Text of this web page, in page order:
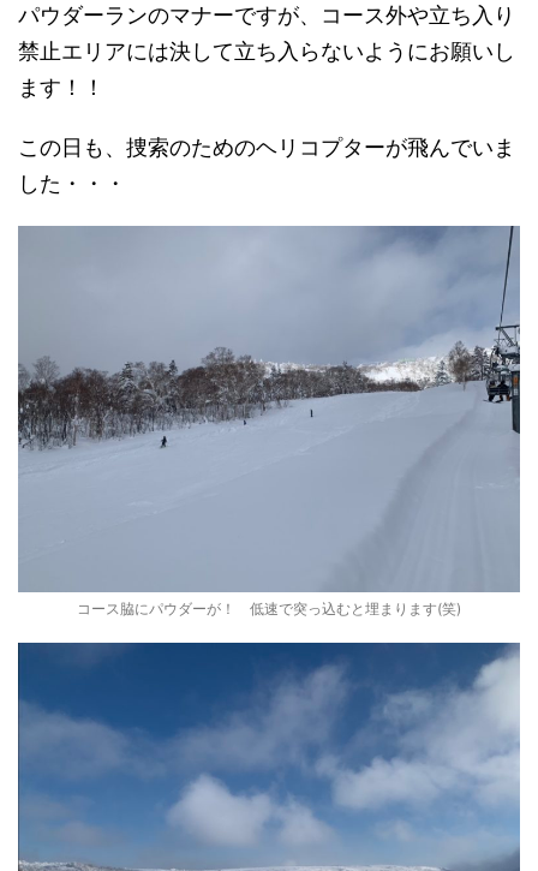
パウダーランのマナーですが、 コース外や立ち入り
禁止エリアには決して立ち入らないよう にお願いし
ます！！
この日も、捜索のためのヘリコプターが飛んでいま
した・・・
コース脇にパウダーが！ 低速で突っ込むと埋まります(笑)